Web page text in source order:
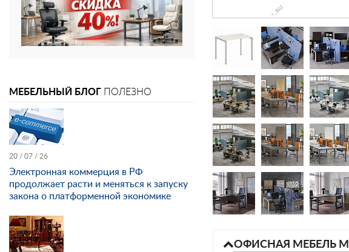
ОФИСНАЯ МЕБЕЛЬ
МЕБЕЛЬНЫЙ БЛОГ ПОЛЕЗНО
20 / 07 / 26
Электронная коммерция в РФ
продолжает расти и меняться к запуску
закона о платформенной экономике